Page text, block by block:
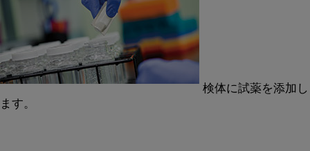
検体に試薬を添加し
ます。